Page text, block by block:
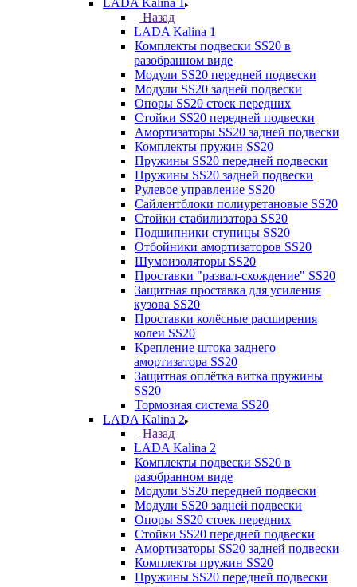
LADA Kalina 1
Назад
LADA Kalina 1
Комплекты подвески SS20 в
разобранном виде
Модули SS20 передней подвески
Модули SS20 задней подвески
Опоры SS20 стоек передних
Стойки SS20 передней подвески
Амортизаторы SS20 задней подвески
Комплекты пружин SS20
Пружины SS20 передней подвески
Пружины SS20 задней подвески
Рулевое управление SS20
Сайлентблоки полиуретановые SS20
Стойки стабилизатора SS20
Подшипники ступицы SS20
Отбойники амортизаторов SS20
Шумоизоляторы SS20
Проставки "развал-схождение" SS20
Защитная проставка для усиления
кузова SS20
Проставки колёсные расширения
колеи SS20
Крепление штока заднего
амортизатора SS20
Защитная оплётка витка пружины
SS20
Тормозная система SS20
LADA Kalina 2
Назад
LADA Kalina 2
Комплекты подвески SS20 в
разобранном виде
Модули SS20 передней подвески
Модули SS20 задней подвески
Опоры SS20 стоек передних
Стойки SS20 передней подвески
Амортизаторы SS20 задней подвески
Комплекты пружин SS20
Пружины SS20 передней подвески